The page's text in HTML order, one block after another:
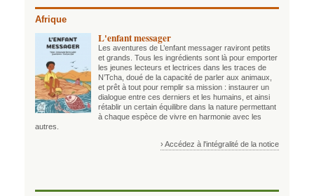
Afrique
L'enfant messager
Les aventures de L’enfant messager raviront petits
et grands. Tous les ingrédients sont là pour emporter
les jeunes lecteurs et lectrices dans les traces de
N’Tcha, doué de la capacité de parler aux animaux,
et prêt à tout pour remplir sa mission : instaurer un
dialogue entre ces derniers et les humains, et ainsi
rétablir un certain équilibre dans la nature permettant
à chaque espèce de vivre en harmonie avec les
autres.
› Accédez à l'intégralité de la notice